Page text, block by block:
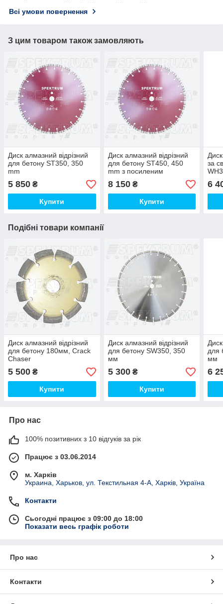
Всі умови повернення
З цим товаром також замовляють
Диск алмазний відрізний
для бетону ST350, 350
mm
5 850 ₴
Купити
Диск алмазний відрізний
для бетону ST450, 450
mm з посиленим
армуванням
8 150₴
Купити
за
6
Подібні товари компанії
Диск алмазний відрізний
для бетону 180мм, Crack
Chaser
5 500 ₴
Купити
Диск алмазний відрізний
для бетону SW350, 350
мм
5 300₴
Купити
для
мм
6
Про нас
100% позитивних з 10 відгуків за рік
Працює з 03.06.2014
м. Харків
Украина, Харьков, ул. Текстильная 4-А, Харків, Україна
Контакти
Сьогодні працює з 09:00 до 18:00
Показати весь графік роботи
Про нас
Контакти